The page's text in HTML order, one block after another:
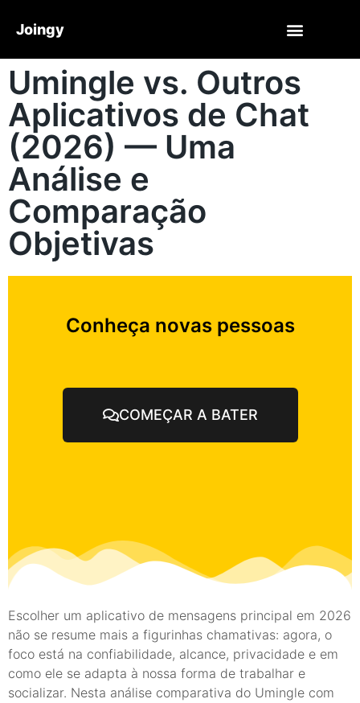
Joingy
Umingle vs. Outros
Aplicativos de Chat
(2026) — Uma
Análise e
Comparação
Objetivas
Conheça novas pessoas
COMEÇAR A BATER
Escolher um aplicativo de mensagens principal em 2026
não se resume mais a figurinhas chamativas: agora, o
foco está na confiabilidade, alcance, privacidade e em
como ele se adapta à nossa forma de trabalhar e
socializar. Nesta análise comparativa do Umingle com